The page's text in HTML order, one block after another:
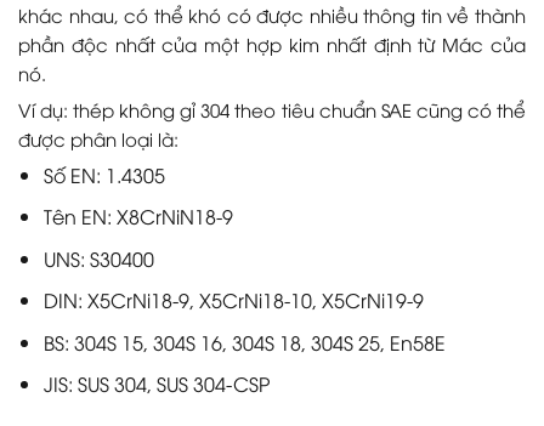
khác nhau, có thể khó có được nhiều thông tin về thành
phần độc nhất của một hợp kim nhất định từ Mác của
nó.
Ví dụ: thép không gỉ 304 theo tiêu chuẩn SAE cũng có thể
được phân loại là:
Số EN: 1.4305
Tên EN: X8CrNiN18-9
UNS: S30400
DIN: X5CrNi18-9, X5CrNi18-10, X5CrNi19-9
BS: 304S 15, 304S 16, 304S 18, 304S 25, En58E
JIS: SUS 304, SUS 304-CSP